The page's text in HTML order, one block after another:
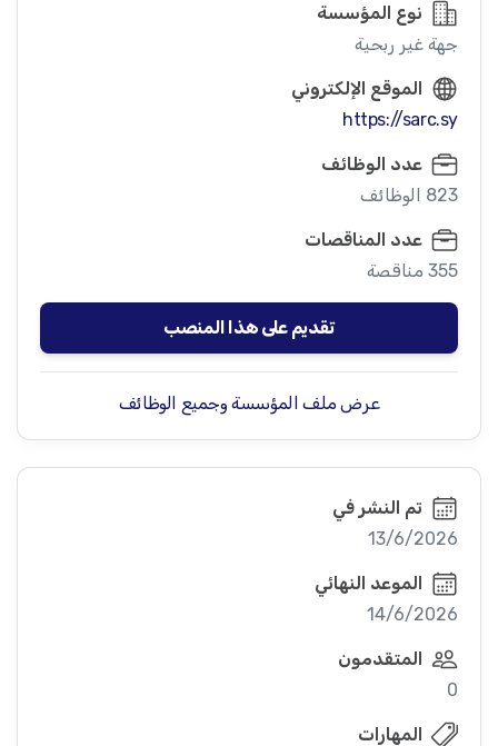
نوع المؤسسة
جهة غير ربحية
الموقع الإلكتروني
https://sarc.sy
عدد الوظائف
823 الوظائف
عدد المناقصات
355 مناقصة
تقديم على هذا المنصب
عرض ملف المؤسسة وجميع الوظائف
تم النشر في
13/6/2026
الموعد النهائي
14/6/2026
المتقدمون
0
المهارات